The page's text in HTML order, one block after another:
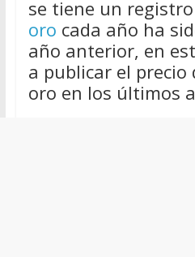
se tiene un
oro cada año ha
año anterior, en
a publicar el precio
oro en los últimos